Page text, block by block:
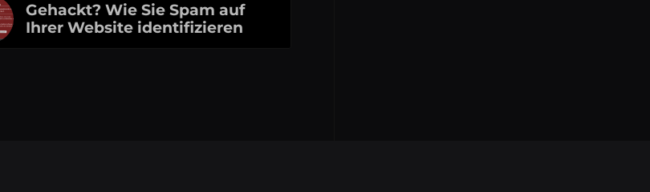
Gehackt? Wie Sie Spam auf
Ihrer Website identifizieren